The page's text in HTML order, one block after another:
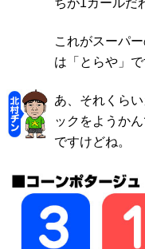
これがスーパ
は「とらや」で
あ、それくら
ックをようか
ですけどね。